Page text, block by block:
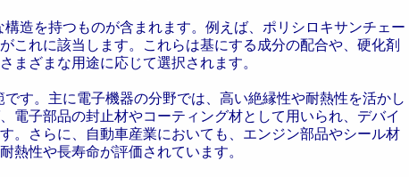
造を持つものが含まれます。例えば、ポリシロキサンチェー
これに該当します。これらは基にする成分の配合や、硬化剤
まざまな用途に応じて選択されます。
す。主に電子機器の分野では、高い絶縁性や耐熱性を活かし
電子部品の封止材やコーティング材として用いられ、デバイ
。さらに、自動車産業においても、エンジン部品やシール材
熱性や長寿命が評価されています。